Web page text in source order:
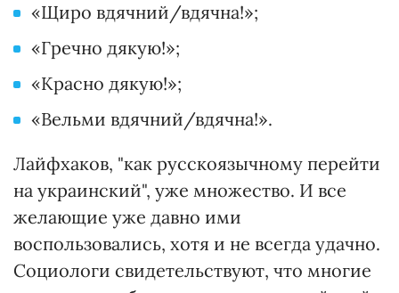
«Щиро вдячний/вдячна!»;
«Гречно дякую!»;
«Красно дякую!»;
«Вельми вдячний/вдячна!».
Лайфхаков, "как русскоязычному перейти
на украинский", уже множество. И все
желающие уже давно ими
воспользовались, хотя и не всегда удачно.
Социологи свидетельствуют, что многие